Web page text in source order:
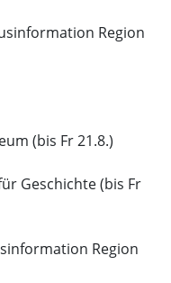
Region
(bis Fr 21.8.)
Geschichte(bis Fr
Region